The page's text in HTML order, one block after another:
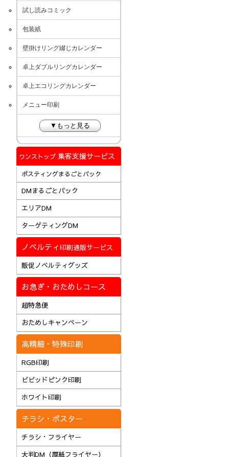
試し読みコミック
包装紙
壁掛けリング綴じカレンダー
卓上ダブルリングカレンダー
卓上エコリングカレンダー
メニュー印刷
▼もっと見る
ワンストップ 集客支援サービス
ポスティングまるごとパック
DMまるごとパック
エリアDM
ターゲティングDM
ノベルティ 印刷通販サービス
販促ノベルティグッズ
お急ぎ・おためしコース
超特急便
おためしキャンペーン
高精細・特殊印刷
RGB印刷
ビビッドピンク印刷
ホワイト印刷
チラシ・ポスター
チラシ・フライヤー
大判DM（厚紙フライヤー）